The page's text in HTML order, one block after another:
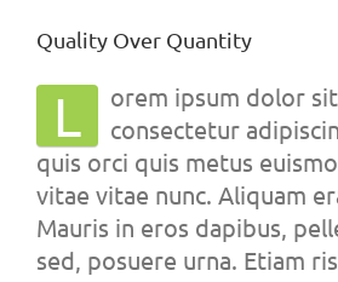
Quality Over Quantity
L
orem ipsum dolor
consectetur
quis orci quis metus
vitae vitae nunc. Aliquam
Mauris in eros dapibus,
sed, posuere urna. Etiam